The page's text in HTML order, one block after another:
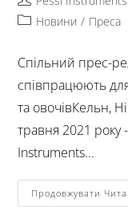
Новини / Преса
Спільний прес-
співпрацюють
та овочівКельн,
травня 2021 року
Instruments...
Продовжувати